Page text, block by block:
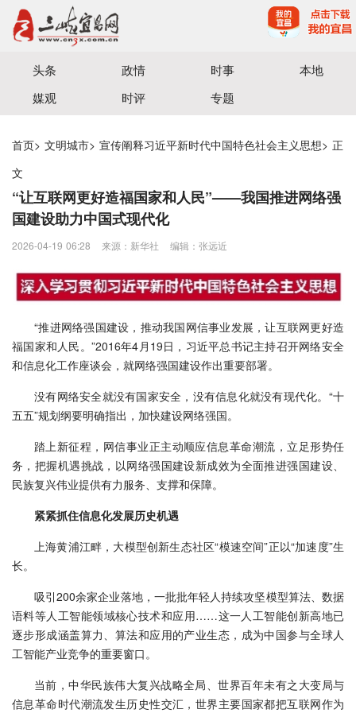
宜昌三峡融媒体中心主办
头条 政情 时事
本地
媒观
时评 专题
首页> 文明城市> 宣传阐释习近平新时代中国特色社会主义思想> 正
文
“让互联网更好造福国家和人民”——我国推进网络强
国建设助力中国式现代化
2026-04-19 06:28 来源：新华社 编辑：张远近
“推进网络强国建设，推动我国网信事业发展，让互联网更好造
福国家和人民。”2016年4月19日，习近平总书记主持召开网络安全
和信息化工作座谈会，就网络强国建设作出重要部署。
没有网络安全就没有国家安全，没有信息化就没有现代化。“十
五五”规划纲要明确指出，加快建设网络强国。
踏上新征程，网信事业正主动顺应信息革命潮流，立足形势任
务，把握机遇挑战，以网络强国建设新成效为全面推进强国建设、
民族复兴伟业提供有力服务、支撑和保障。
紧紧抓住信息化发展历史机遇
上海黄浦江畔，大模型创新生态社区“模速空间”正以“加速度”生
长。
吸引200余家企业落地，一批批年轻人持续攻坚模型算法、数据
语料等人工智能领域核心技术和应用……这一人工智能创新高地已
逐步形成涵盖算力、算法和应用的产业生态，成为中国参与全球人
工智能产业竞争的重要窗口。
当前，中华民族伟大复兴战略全局、世界百年未有之大变局与
信息革命时代潮流发生历史性交汇，世界主要国家都把互联网作为